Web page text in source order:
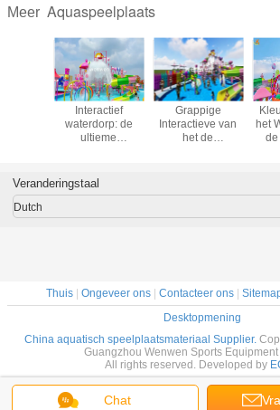
Meer Aquaspeelplaats
Interactief
waterdorp: de
ultieme
Grappige
Interactieve van
het de
het
het
de
Chat
Veranderingstaal
Dutch
Thuis| Ongeveer ons| Contacteer ons|
Desktopmening
China aquatisch speelplaatsmateriaal Supplier.
Guangzhou Wenwen Sports Equipment
All rights reserved. Developed by